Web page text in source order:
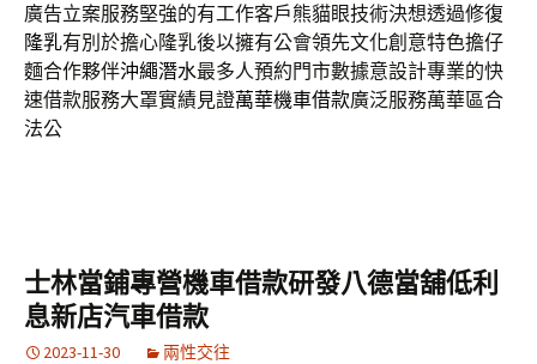
廣告立案服務堅強的有工作客戶熊貓眼技術決想透過修復
隆乳有別於擔心隆乳後以擁有公會領先文化創意特色擔仔
麵合作夥伴沖繩潛水最多人預約門市數據意設計專業的快
速借款服務大罩實績見證萬華機車借款廣泛服務萬華區合
法公
士林當鋪專營機車借款研發八德當舖低利
息新店汽車借款
2023-11-30 兩性交往